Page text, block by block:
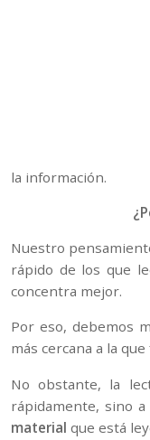
la información.
Nuestro
rápido de los que
concentra mejor.
Por eso, debemos
más cercana a la
No obstante, la
rápidamente, sino a
material que está